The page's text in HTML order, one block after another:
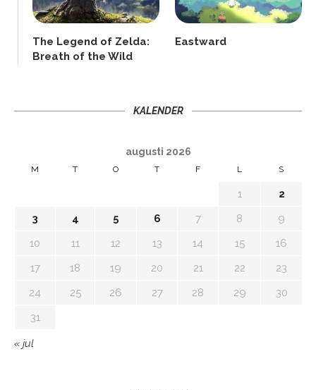
The Legend of Zelda:
Breath of the Wild
Eastward
KALENDER
augusti 2026
M T O T F L S
1
2
3
4 5 6 7 8
9
10
11 12 13 14 15
16
17
18 19 20 21 22
23
24
25 26 27 28 29
30
31
« jul